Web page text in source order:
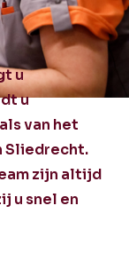
u
u
van het
Sliedrecht.
zijn altijd
u snel en